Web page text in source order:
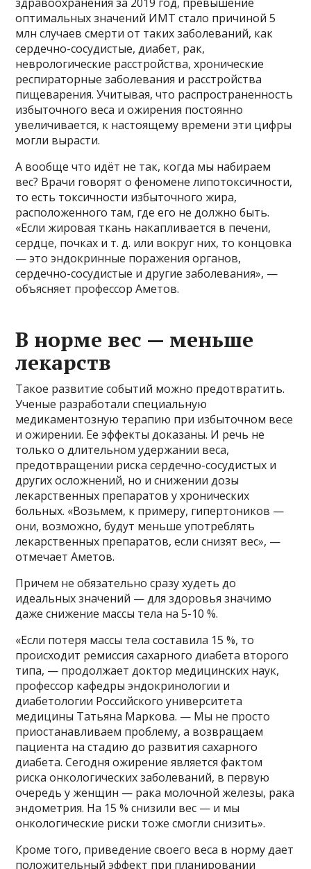
оптимальных значений ИМТ стало причиной 5
млн случаев смерти от таких заболеваний, как
сердечно-сосудистые, диабет, рак,
неврологические расстройства, хронические
респираторные заболевания и расстройства
пищеварения. Учитывая, что распространенность
избыточного веса и ожирения постоянно
увеличивается, к настоящему времени эти цифры
могли вырасти.
А вообще что идёт не так, когда мы набираем
вес? Врачи говорят о феномене липотоксичности,
то есть токсичности избыточного жира,
расположенного там, где его не должно быть.
«Если жировая ткань накапливается в печени,
сердце, почках и т. д. или вокруг них, то концовка
— это эндокринные поражения органов,
сердечно-сосудистые и другие заболевания», —
объясняет профессор Аметов.
В норме вес — меньше
лекарств
Такое развитие событий можно предотвратить.
Ученые разработали специальную
медикаментозную терапию при избыточном весе
и ожирении. Ее эффекты доказаны. И речь не
только о длительном удержании веса,
предотвращении риска сердечно-сосудистых и
других осложнений, но и снижении дозы
лекарственных препаратов у хронических
больных. «Возьмем, к примеру, гипертоников —
они, возможно, будут меньше употреблять
лекарственных препаратов, если снизят вес», —
отмечает Аметов.
Причем не обязательно сразу худеть до
идеальных значений — для здоровья значимо
даже снижение массы тела на 5-10 %.
«Если потеря массы тела составила 15 %, то
происходит ремиссия сахарного диабета второго
типа, — продолжает доктор медицинских наук,
профессор кафедры эндокринологии и
диабетологии Российского университета
медицины Татьяна Маркова. — Мы не просто
приостанавливаем проблему, а возвращаем
пациента на стадию до развития сахарного
диабета. Сегодня ожирение является фактом
риска онкологических заболеваний, в первую
очередь у женщин — рака молочной железы, рака
эндометрия. На 15 % снизили вес — и мы
онкологические риски тоже смогли снизить».
Кроме того, приведение своего веса в норму дает
положительный эффект при планировании